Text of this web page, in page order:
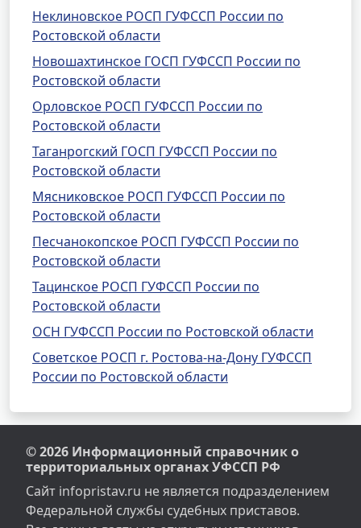
Неклиновское РОСП ГУФССП России по
Ростовской области
Новошахтинское ГОСП ГУФССП России по
Ростовской области
Орловское РОСП ГУФССП России по
Ростовской области
Таганрогский ГОСП ГУФССП России по
Ростовской области
Мясниковское РОСП ГУФССП России по
Ростовской области
Песчанокопское РОСП ГУФССП России по
Ростовской области
Тацинское РОСП ГУФССП России по
Ростовской области
ОСН ГУФССП России по Ростовской области
Советское РОСП г. Ростова-на-Дону ГУФССП
России по Ростовской области
© 2026 Информационный справочник о
территориальных органах УФССП РФ
Сайт infopristav.ru не является подразделением
Федеральной службы судебных приставов.